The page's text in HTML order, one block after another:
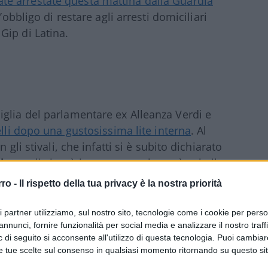
- Il rispetto della tua privacy è la nostra priorità
partner utilizziamo, sul nostro sito, tecnologie come i cookie per
fornire funzionalità per social media e analizzare il nostro
di seguito si acconsente all'utilizzo di questa tecnologia. Puoi
tue scelte sul consenso in qualsiasi momento ritornando su questo
di restare agli arresti domiciliari
di Latina.
del parlamentare ex Alleanza Verdi e
dopo una gustosissima lite interna. Al
gli stivali, che infatti si è subito dichiarato
gli si può imputare qualcosa è solo il
sotto i suoi occhi, con le coop
dei lavoratori e con i servizi forniti ai
giuridica. Perché Aboubakar è stato
in favore dei migranti, per la difesa
strutture di accoglienza per richiedenti
lui stesso in tv – dovevo fare meno